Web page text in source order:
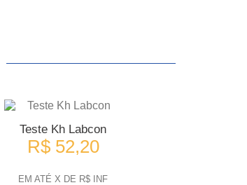
Teste Kh Labcon
R$ 52,20
EM ATÉ X DE R$ INF